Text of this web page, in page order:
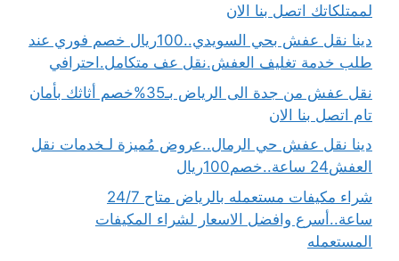
لممتلكاتك اتصل بنا الان
دينا نقل عفش بحي السويدي..100ريال خصم فوري عند
طلب خدمة تغليف العفش.نقل عف متكامل.احترافي
نقل عفش من جدة الى الرياض بـ35%خصم أثاثك بأمان
تام اتصل بنا الان
دينا نقل عفش حي الرمال..عروض مُميزة لـخدمات نقل
العفش24 ساعة..خصم100ريال
شراء مكيفات مستعمله بالرياض متاح 24/7
ساعة..أسرع وافضل الاسعار لشراء المكيفات
المستعمله